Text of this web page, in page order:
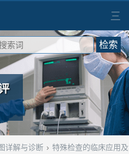
三
检索
详解与诊断 › 特殊检查的临床应用